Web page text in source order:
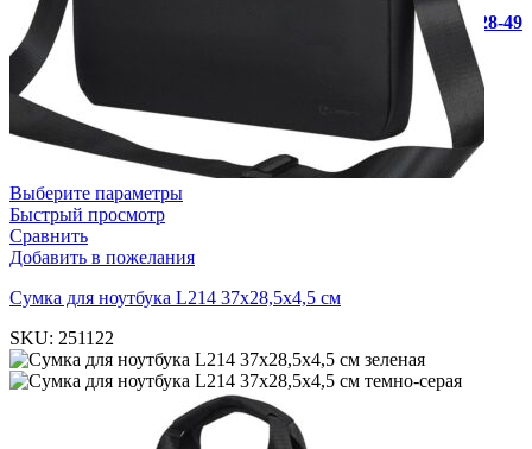
+7 (812) 946-28-49
Выберите параметры
Быстрый просмотр
Сравнить
Добавить в пожелания
Cумка для ноутбука L214 37х28,5х4,5 см
SKU: 251122
зеленая
темно-серая